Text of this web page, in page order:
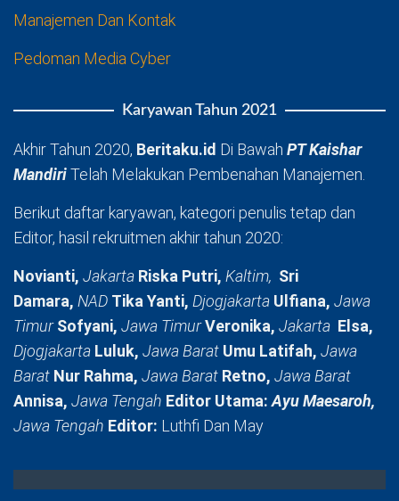
Manajemen Dan Kontak
Pedoman Media Cyber
Karyawan Tahun 2021
Akhir Tahun 2020, Beritaku.id Di Bawah PT Kaishar
MandiriTelah Melakukan Pembenahan Manajemen.
Berikut daftar karyawan, kategori penulis tetap dan
Editor, hasil rekruitmen akhir tahun 2020:
Novianti, Jakarta Riska Putri, Kaltim, Sri
Damara, NAD Tika Yanti, Djogjakarta Ulfiana, Jawa
TimurSofyani, Jawa TimurVeronika, Jakarta Elsa,
Djogjakarta Luluk, Jawa Barat Umu Latifah, Jawa
Barat Nur Rahma, Jawa Barat Retno, Jawa Barat
Annisa, Jawa Tengah Editor Utama:Ayu Maesaroh,
Jawa Tengah Editor: Luthfi Dan May